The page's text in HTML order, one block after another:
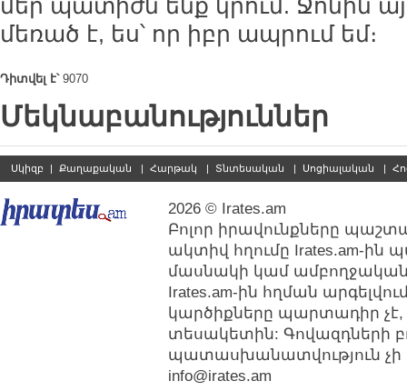
մեր պատիժն ենք կրում. Ջոնին
մեռած է, ես՝ որ իբր ապրում եմ։
Դիտվել է՝9070
Մեկնաբանություններ
Սկիզբ | Քաղաքական | Հարթակ | Տնտեսական | Սոցիալական |
2026 © Irates.am
Բոլոր իրավունքները
ակտիվ հղումը Irates.am-ին
մասնակի կամ
Irates.am-ին հղման
կարծիքները պարտադիր չէ,
տեսակետին: Գովազդների
պատասխանատվություն չի
info@irates.am